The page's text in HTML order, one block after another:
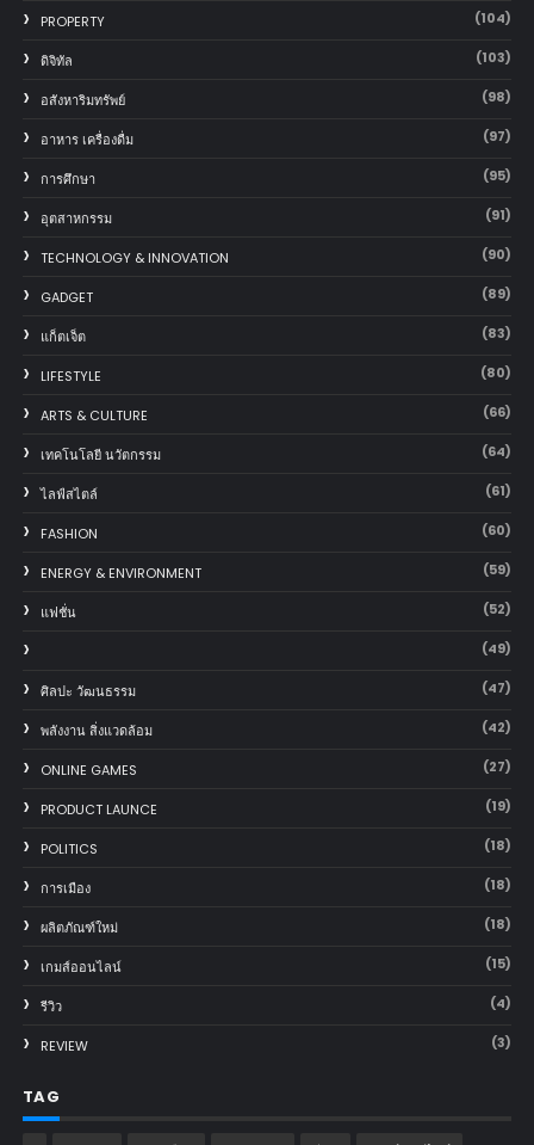
PROPERTY (104)
ดิจิทัล (103)
อสังหาริมทรัพย์ (98)
อาหาร เครื่องดื่ม (97)
การศึกษา (95)
อุตสาหกรรม (91)
TECHNOLOGY & INNOVATION (90)
GADGET (89)
แก็ตเจ็ต (83)
LIFESTYLE (80)
ARTS & CULTURE (66)
เทคโนโลยี นวัตกรรม (64)
ไลฟ์สไตล์ (61)
FASHION (60)
ENERGY & ENVIRONMENT (59)
แฟชั่น (52)
(49)
ศิลปะ วัฒนธรรม (47)
พลังงาน สิ่งแวดล้อม (42)
ONLINE GAMES (27)
PRODUCT LAUNCE (19)
POLITICS (18)
การเมือง (18)
ผลิตภัณฑ์ใหม่ (18)
เกมส์ออนไลน์ (15)
รีวิว (4)
REVIEW (3)
TAG